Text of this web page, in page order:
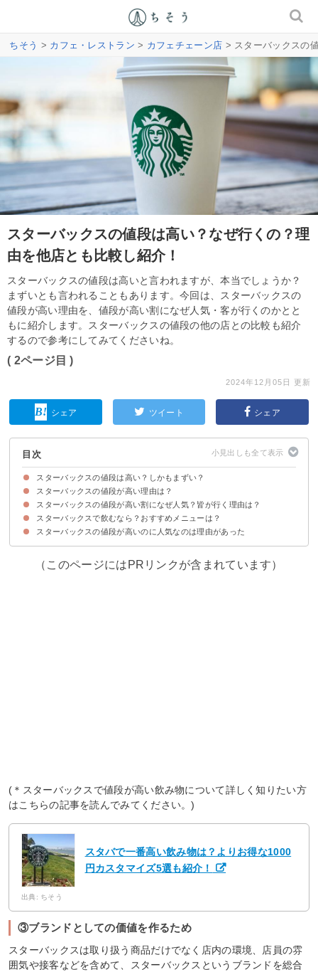
ちそう > カフェ・レストラン > カフェチェーン店 > スターバックスの
スターバックスの値段は高い？なぜ行くの？理
由を他店とも比較し紹介！
スターバックスの値段は高いと言われますが、本当でしょうか？
まずいとも言われることもあります。今回は、スターバックスの
値段が高い理由を、値段が高い割になぜ人気・客が行くのかとと
もに紹介します。スターバックスの値段の他の店との比較も紹介
するので参考にしてみてくださいね。
( 2ページ目 )
2024年12月05日 更新
シェア ツイート シェア
目次
スターバックスの値段は高い？しかもまずい？
スターバックスの値段を他の店と比較
スターバックスの値段・味わいへの口コミ
スターバックスの値段が高い理由は？
①場所代も込みの値段
②フラペチーノ系が高い
③ブランドとしての価値を作るため
スターバックスの値段が高い割になぜ人気？皆が行く理由は？
①おしゃれなイメージがある
②居心地がよい
スターバックスで飲むなら？おすすめメニューは？
スターバックスの値段が高いのに人気なのは理由があった
（このページにはPRリンクが含まれています）
(＊スターバックスで値段が高い飲み物について詳しく知りたい方
はこちらの記事を読んでみてください。)
スタバで一番高い飲み物は？よりお得な1000
円カスタマイズ5選も紹介！
出典: ちそう
③ブランドとしての価値を作るため
スターバックスは取り扱う商品だけでなく店内の環境、店員の雰
囲気や接客などを含めて、スターバックスというブランドを総合